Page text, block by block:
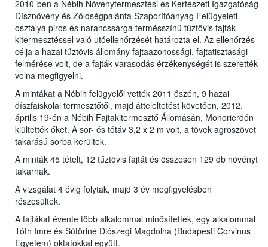
2010-ben a Nébih Növénytermesztési és Kertészeti Igazgatóság
Dísznövény és Zöldségpalánta Szaporítóanyag Felügyeleti
osztálya piros és narancssárga termésszínű tűztövis fajták
kitermesztéssel való utóellenőrzését határozta el. Az ellenőrzés
célja a hazai tűztövis állomány fajtaazonossági, fajtatisztasági
felmérése volt, de a fajták varasodás érzékenységét is szerették
volna megfigyelni.
A mintákat a Nébih felügyelői vették 2011 őszén, 9 hazai
díszfaiskolai termesztőtől, majd átteleltetést követően, 2012.
április 19-én a Nébih Fajtakitermesztő Állomásán, Monorierdőn
kiültették őket. A sor- és tőtáv 3,2 x 2 m volt, a tövek agroszövet
takarású sorba kerültek.
A minták 45 tételt, 12 tűztövis fajtát és összesen 129 db növényt
takarnak.
A vizsgálat 4 évig folytak, majd 3 év megfigyelésben
részesültek.
A fajtákat évente több alkalommal minősítették, egy alkalommal
Tóth Imre és Sütöriné Diószegi Magdolna (Budapesti Corvinus
Egyetem) oktatókkal együtt.